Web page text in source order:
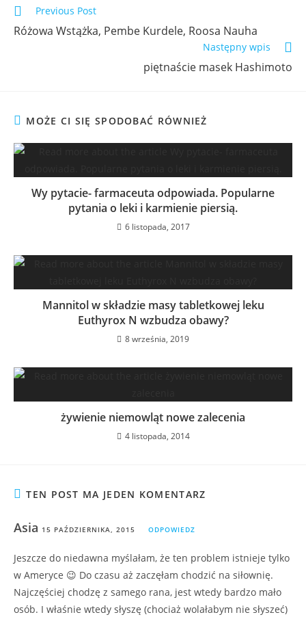
Previous Post
Różowa Wstążka, Pembe Kurdele, Roosa Nauha
Następny wpis
piętnaście masek Hashimoto
MOŻE CI SIĘ SPODOBAĆ RÓWNIEŻ
Wy pytacie- farmaceuta odpowiada. Popularne
pytania o leki i karmienie piersią.
6 listopada, 2017
Mannitol w składzie masy tabletkowej leku
Euthyrox N wzbudza obawy?
8 września, 2019
żywienie niemowląt nowe zalecenia
4 listopada, 2014
TEN POST MA JEDEN KOMENTARZ
Asia 15 PAŹDZIERNIKA, 2015 ODPOWIEDZ
Jeszcze do niedawna myślałam, że ten problem istnieje tylko
w Ameryce 😉 Do czasu aż zaczęłam chodzić na siłownię.
Najczęściej chodzę z samego rana, jest wtedy bardzo mało
osób. I właśnie wtedy słyszę (chociaż wolałabym nie słyszeć)